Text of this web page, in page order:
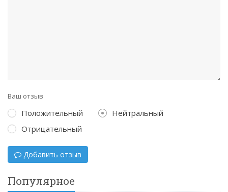
Ваш отзыв
Положительный
Нейтральный
Отрицательный
Добавить отзыв
Популярное